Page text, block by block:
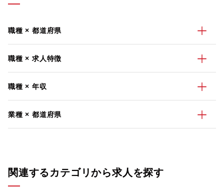
職種 × 都道府県
職種 × 求人特徴
職種 × 年収
業種 × 都道府県
関連するカテゴリから求人を探す